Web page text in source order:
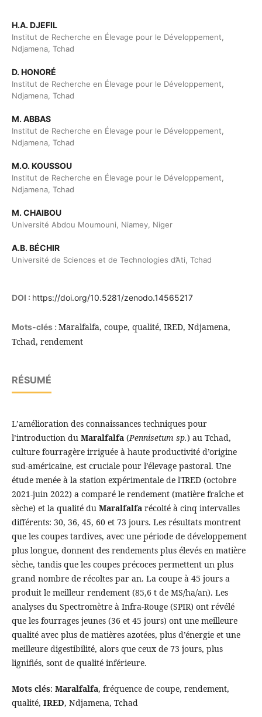
H.A. DJEFIL
Institut de Recherche en Élevage pour le Développement,
Ndjamena, Tchad
D. HONORÉ
Institut de Recherche en Élevage pour le Développement,
Ndjamena, Tchad
M. ABBAS
Institut de Recherche en Élevage pour le Développement,
Ndjamena, Tchad
M.O. KOUSSOU
Institut de Recherche en Élevage pour le Développement,
Ndjamena, Tchad
M. CHAIBOU
Université Abdou Moumouni, Niamey, Niger
A.B. BÉCHIR
Université de Sciences et de Technologies d’Ati, Tchad
DOI : https://doi.org/10.5281/zenodo.14565217
Mots-clés : Maralfalfa, coupe, qualité, IRED, Ndjamena,
Tchad, rendement
RÉSUMÉ
L’amélioration des connaissances techniques pour
l’introduction du Maralfalfa(Pennisetum sp.) au Tchad,
culture fourragère irriguée à haute productivité d’origine
sud-américaine, est cruciale pour l’élevage pastoral. Une
étude menée à la station expérimentale de l'IRED (octobre
2021-juin 2022) a comparé le rendement (matière fraîche et
sèche) et la qualité du Maralfalfarécolté à cinq intervalles
différents: 30, 36, 45, 60 et 73 jours. Les résultats montrent
que les coupes tardives, avec une période de développement
plus longue, donnent des rendements plus élevés en matière
sèche, tandis que les coupes précoces permettent un plus
grand nombre de récoltes par an. La coupe à 45 jours a
produit le meilleur rendement (85,6 t de MS/ha/an). Les
analyses du Spectromètre à Infra-Rouge (SPIR) ont révélé
que les fourrages jeunes (36 et 45 jours) ont une meilleure
qualité avec plus de matières azotées, plus d’énergie et une
meilleure digestibilité, alors que ceux de 73 jours, plus
lignifiés, sont de qualité inférieure.
Mots clés: Maralfalfa, fréquence de coupe, rendement,
qualité, IRED, Ndjamena, Tchad